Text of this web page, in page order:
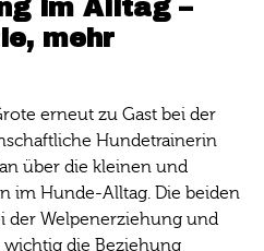
im Alltag –
mehr
erneut zu Gast bei der
Hundetrainerin
über die kleinen und
im Hunde-Alltag. Die beiden
der Welpenerziehung und
wichtig die Beziehung